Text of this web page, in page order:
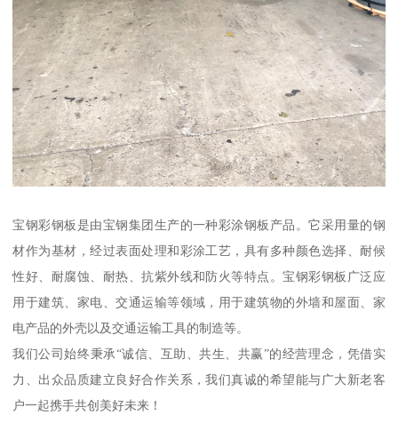
宝钢彩钢板是由宝钢集团生产的一种彩涂钢板产品。它采用量的钢
材作为基材，经过表面处理和彩涂工艺，具有多种颜色选择、耐候
性好、耐腐蚀、耐热、抗紫外线和防火等特点。宝钢彩钢板广泛应
用于建筑、家电、交通运输等领域，用于建筑物的外墙和屋面、家
电产品的外壳以及交通运输工具的制造等。
我们公司始终秉承“诚信、互助、共生、共赢”的经营理念，凭借实
力、出众品质建立良好合作关系，我们真诚的希望能与广大新老客
户一起携手共创美好未来！